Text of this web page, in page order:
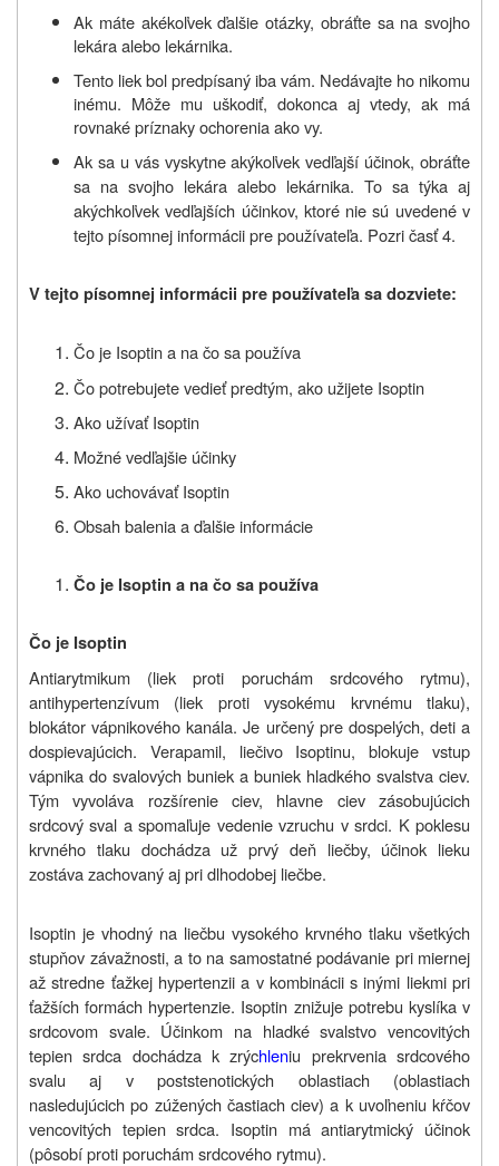
Ak máte akékoľvek ďalšie otázky, obráťte sa na svojho
lekára alebo lekárnika.
Tento liek bol predpísaný iba vám. Nedávajte ho nikomu
inému. Môže mu uškodiť, dokonca aj vtedy, ak má
rovnaké príznaky ochorenia ako vy.
Ak sa u vás vyskytne akýkoľvek vedľajší účinok, obráťte
sa na svojho lekára alebo lekárnika. To sa týka aj
akýchkoľvek vedľajších účinkov, ktoré nie sú uvedené v
tejto písomnej informácii pre používateľa. Pozri časť 4.
V tejto písomnej informácii pre používateľa sa dozviete:
Čo je Isoptin a na čo sa používa
Čo potrebujete vedieť predtým, ako užijete Isoptin
Ako užívať Isoptin
Možné vedľajšie účinky
Ako uchovávať Isoptin
Obsah balenia a ďalšie informácie
Čo je Isoptin a na čo sa používa
Čo je Isoptin
Antiarytmikum (liek proti poruchám srdcového rytmu),
antihypertenzívum (liek proti vysokému krvnému tlaku),
blokátor vápnikového kanála. Je určený pre dospelých, deti a
dospievajúcich. Verapamil, liečivo Isoptinu, blokuje vstup
vápnika do svalových buniek a buniek hladkého svalstva ciev.
Tým vyvoláva rozšírenie ciev, hlavne ciev zásobujúcich
srdcový sval a spomaľuje vedenie vzruchu v srdci. K poklesu
krvného tlaku dochádza už prvý deň liečby, účinok lieku
zostáva zachovaný aj pri dlhodobej liečbe.
Isoptin je vhodný na liečbu vysokého krvného tlaku všetkých
stupňov závažnosti, a to na samostatné podávanie pri miernej
až stredne ťažkej hypertenzii a v kombinácii s inými liekmi pri
ťažších formách hypertenzie. Isoptin znižuje potrebu kyslíka v
srdcovom svale. Účinkom na hladké svalstvo vencovitých
tepien srdca dochádza k zrýchleniu prekrvenia srdcového
svalu aj v poststenotických oblastiach (oblastiach
nasledujúcich po zúžených častiach ciev) a k uvoľneniu kŕčov
vencovitých tepien srdca. Isoptin má antiarytmický účinok
(pôsobí proti poruchám srdcového rytmu).